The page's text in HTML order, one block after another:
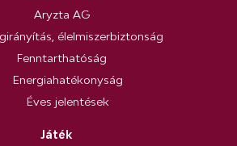
Aryzta AG
élelmiszerbiztonság
Fenntarthatóság
Energiahatékonyság
Éves jelentések
Játék